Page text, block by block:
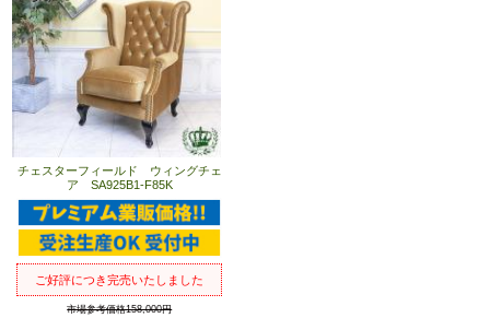
チェスターフィールド ウィングチェ
ア SA925B1-F85K
ご好評につき完売いたしました
市場参考価格158,000円